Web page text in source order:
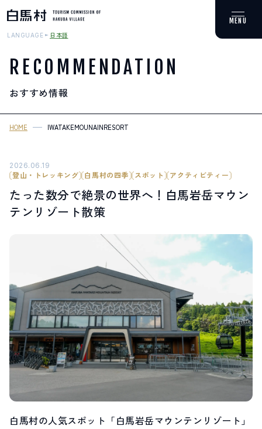
MOUNTAIN & TREKKING
登山・トレッキング
スキー場
HOT SPRING
温泉
LIVE CAMERA
ライブカメラ
RECOMMENDATION
おすすめ情報
ABOUT HAKUBA
白馬村について
EVENTS
イベント情報
INFORMATION
お知らせ
MEISTER TOUR
マイスターツアー
STAY
宿泊施設
ACTIVITIES
アクティビティー
HAKUBA ORIGINAL
Hakuba Original ノルウェービレッジ
白馬村の季節 塩の道
LANGUAGE 日本語
RECOMMENDATION
おすすめ情報
HOME IWATAKEMOUNAINRESORT
2026.06.19
登山・トレッキング 白馬村の四季 スポット アクティビティー
たった数分で絶景の世界へ！白馬岩岳マウン
テンリゾート散策
白馬村の人気スポット「白馬岩岳マウンテンリゾート」